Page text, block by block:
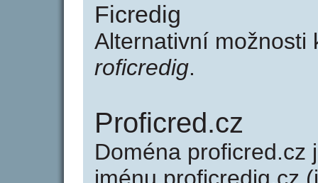
Ficredig
Alternativní
roficredig.
Proficred.cz
Doména proficred.cz